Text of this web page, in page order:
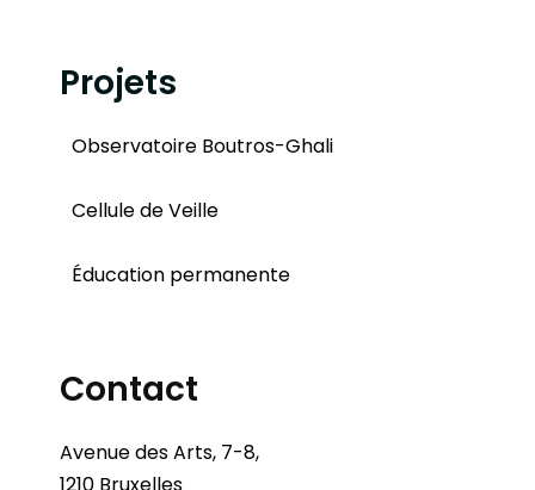
Projets
Observatoire Boutros-Ghali
Cellule de Veille
Éducation permanente
Contact
Avenue des Arts, 7-8,
1210 Bruxelles